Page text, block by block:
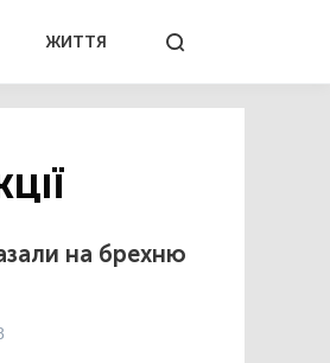
ЖИТТЯ
на брехню